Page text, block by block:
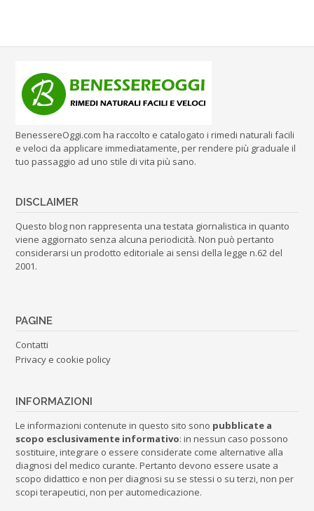
BenessereOggi.com ha raccolto e catalogato i rimedi naturali facili
e veloci da applicare immediatamente, per rendere più graduale il
tuo passaggio ad uno stile di vita più sano.
DISCLAIMER
Questo blog non rappresenta una testata giornalistica in quanto
viene aggiornato senza alcuna periodicità. Non può pertanto
considerarsi un prodotto editoriale ai sensi della legge n.62 del
2001.
PAGINE
Contatti
Privacy e cookie policy
INFORMAZIONI
Le informazioni contenute in questo sito sono pubblicate a
scopo esclusivamente informativo: in nessun caso possono
sostituire, integrare o essere considerate come alternative alla
diagnosi del medico curante. Pertanto devono essere usate a
scopo didattico e non per diagnosi su se stessi o su terzi, non per
scopi terapeutici, non per automedicazione.